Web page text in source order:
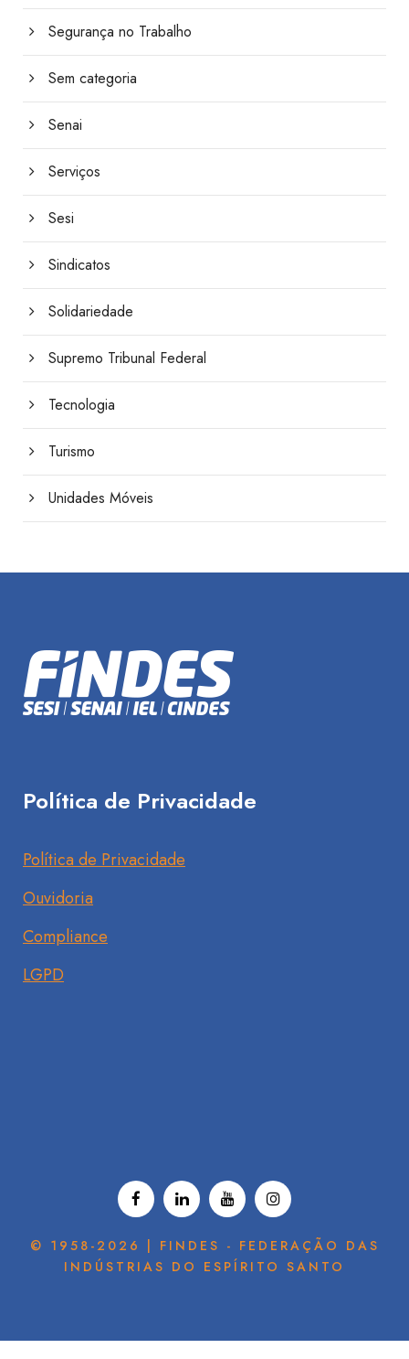
Segurança no Trabalho
Sem categoria
Senai
Serviços
Sesi
Sindicatos
Solidariedade
Supremo Tribunal Federal
Tecnologia
Turismo
Unidades Móveis
Política de Privacidade
Política de Privacidade
Ouvidoria
Compliance
LGPD
© 1958-2026 | FINDES - FEDERAÇÃO DAS
INDÚSTRIAS DO ESPÍRITO SANTO